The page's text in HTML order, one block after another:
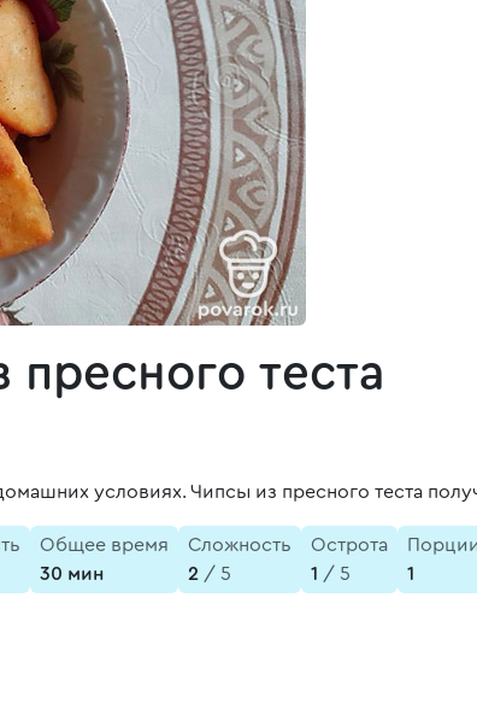
теста
условиях. Чипсы из пресного теста
Общее время
30 мин
Сложность
2 / 5
Острота
1 / 5
1